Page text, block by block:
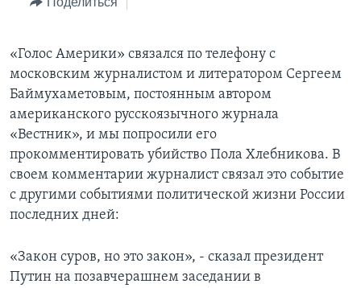
навигации
ИТОГИ
ДИСКУССИЯ VOA
ДЕТАЛИ
НЬЮ-ЙОРК NEW YORK
АМЕРИКА. БОЛЬШОЕ ПУТЕШЕСТВИЕ
НАША АМЕРИКАНСКАЯ ИСТОРИЯ
АРТЕФАКТЫ
АМЕРИКАНСКИЕ ГОРОДКИ
ТЕСТЫ
ЗА СВОБОДУ ПРЕССЫ
УЧИМ АНГЛИЙСКИЙ
ВИДЕО
ПОДПИСКА НА НОВОСТИ
Learning English
«Голос Америки» связался по телефону с
московским журналистом и литератором Сергеем
Баймухаметовым, постоянным автором
американского русскоязычного журнала
«Вестник», и мы попросили его
прокомментировать убийство Пола Хлебникова. В
своем комментарии журналист связал это событие
с другими событиями политической жизни России
последних дней:
«Закон суров, но это закон», - сказал президент
Путин на позавчерашнем заседании в